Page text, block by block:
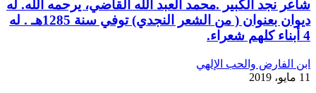
شاعر نجد الكبير .محمد العبد الله القاضي، يرحمه الله. له
ديوان بعنوان ( من الشعر النجدي) توفي سنة 1285هـ . له
4 أبناء كلهم شعراء.
ابن الفارض والحب الإلهي
11 مايو، 2019